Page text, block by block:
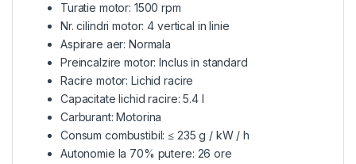
Turatie motor: 1500 rpm
Nr. cilindri motor: 4 vertical in linie
Aspirare aer: Normala
Preincalzire motor: Inclus in standard
Racire motor: Lichid racire
Capacitate lichid racire: 5.4 l
Carburant: Motorina
Consum combustibil: ≤ 235 g / kW / h
Autonomie la 70% putere: 26 ore